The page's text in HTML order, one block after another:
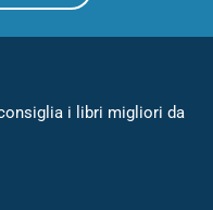
i libri migliori da